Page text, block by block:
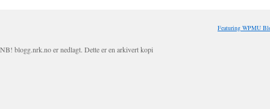
Featuring WPMU
NB! blogg.nrk.no er nedlagt. Dette er en arkivert kopi